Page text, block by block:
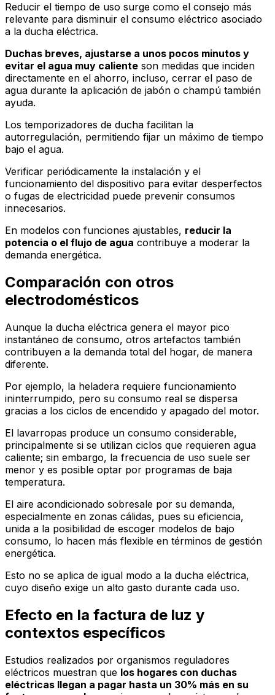
Reducir el tiempo de uso surge como el consejo más
relevante para disminuir el consumo eléctrico asociado
a la ducha eléctrica.
Duchas breves, ajustarse a unos pocos minutos y
evitar el agua muy caliente son medidas que inciden
directamente en el ahorro, incluso, cerrar el paso de
agua durante la aplicación de jabón o champú también
ayuda.
Los temporizadores de ducha facilitan la
autorregulación, permitiendo fijar un máximo de tiempo
bajo el agua.
Verificar periódicamente la instalación y el
funcionamiento del dispositivo para evitar desperfectos
o fugas de electricidad puede prevenir consumos
innecesarios.
En modelos con funciones ajustables, reducir la
potencia o el flujo de agua contribuye a moderar la
demanda energética.
Comparación con otros
electrodomésticos
Aunque la ducha eléctrica genera el mayor pico
instantáneo de consumo, otros artefactos también
contribuyen a la demanda total del hogar, de manera
diferente.
Por ejemplo, la heladera requiere funcionamiento
ininterrumpido, pero su consumo real se dispersa
gracias a los ciclos de encendido y apagado del motor.
El lavarropas produce un consumo considerable,
principalmente si se utilizan ciclos que requieren agua
caliente; sin embargo, la frecuencia de uso suele ser
menor y es posible optar por programas de baja
temperatura.
El aire acondicionado sobresale por su demanda,
especialmente en zonas cálidas, pues su eficiencia,
unida a la posibilidad de escoger modelos de bajo
consumo, lo hacen más flexible en términos de gestión
energética.
Esto no se aplica de igual modo a la ducha eléctrica,
cuyo diseño exige un alto gasto durante cada uso.
Efecto en la factura de luz y
contextos específicos
Estudios realizados por organismos reguladores
eléctricos muestran que los hogares con duchas
eléctricas llegan a pagar hasta un 30% más en su